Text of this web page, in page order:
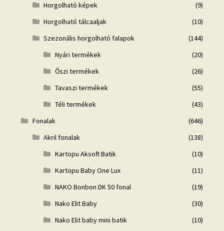
Horgolható képek
(9)
Horgolható tálcaaljak
(10)
Szezonális horgolható falapok
(144)
Nyári termékek
(20)
Őszi termékek
(26)
Tavaszi termékek
(55)
Téli termékek
(43)
Fonalak
(646)
Akril fonalak
(138)
Kartopu Aksoft Batik
(10)
Kartopu Baby One Lux
(11)
NAKO Bonbon DK 50 fonal
(19)
Nako Elit Baby
(30)
Nako Elit baby mini batik
(10)